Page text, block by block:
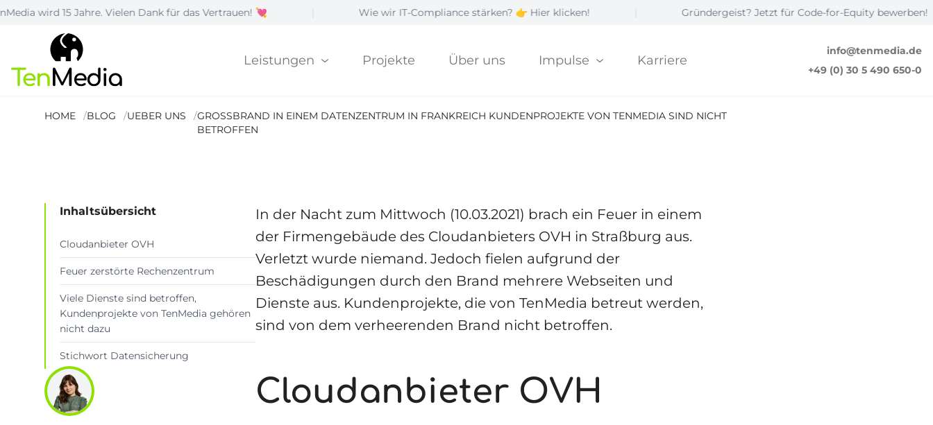
15 Jahre. Vielen Dank für das Vertrauen! 💘 | Wie wir IT-Compliance stärken? 👉 Hier klicken! | Gründergeist? Jetzt für Code-for-Equity bewerben! ☝️
Leistungen Projekte Über uns Impulse Karriere
info@tenmedia.de
+49 (0) 30 5 490 650-0
HOME BLOG UEBER UNS
GROSSBRAND IN EINEM DATENZENTRUM IN FRANKREICH KUNDENPROJEKTE VON TENMEDIA SIND NICHT
BETROFFEN
Großbrand in einem Datenzentrum in
Frankreich: Kundenprojekte von TenMedia
sind nicht betroffen
Inhaltsübersicht
Cloudanbieter OVH
Feuer zerstörte Rechenzentrum
Viele Dienste sind betroffen,
Kundenprojekte von TenMedia gehören
nicht dazu
Stichwort Datensicherung
In der Nacht zum Mittwoch (10.03.2021) brach ein Feuer in einem
der Firmengebäude des Cloudanbieters OVH in Straßburg aus.
Verletzt wurde niemand. Jedoch fielen aufgrund der
Beschädigungen durch den Brand mehrere Webseiten und
Dienste aus. Kundenprojekte, die von TenMedia betreut werden,
sind von dem verheerenden Brand nicht betroffen.
Cloudanbieter OVH